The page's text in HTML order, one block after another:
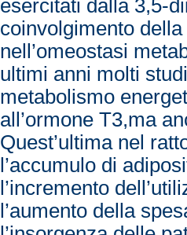
esercitati dalla 3,5-
coinvolgimento
nell’omeostasi
ultimi anni molti
metabolismo
all’ormone T3,ma
Quest’ultima nel
l’accumulo di
l’incremento
l’aumento della